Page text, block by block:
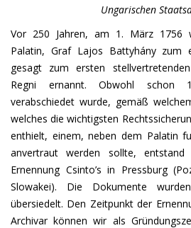
Ungarischen
Vor 250 Jahren, am 1. März 1756
Palatin, Graf Lajos Battyhány zum
gesagt zum ersten
Regni ernannt. Obwohl schon
verabschiedet wurde, gemäß
welches die wichtigsten
enthielt, einem, neben dem Palatin
anvertraut werden sollte,
Ernennung Csinto’s in Pressburg
Slowakei). Die Dokumente
übersiedelt. Den Zeitpunkt der
Archivar können wir als